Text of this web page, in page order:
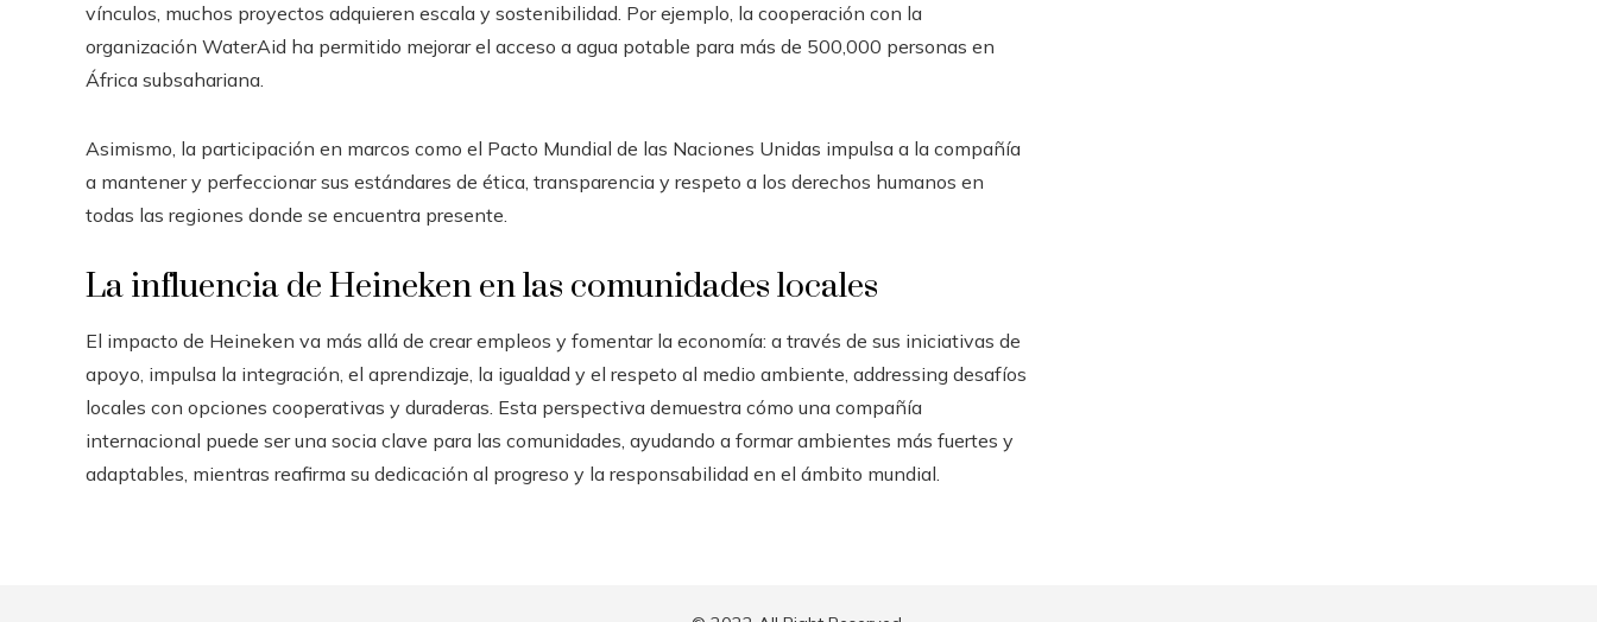
vínculos, muchos proyectos adquieren escala y sostenibilidad. Por ejemplo, la cooperación con la
organización WaterAid ha permitido mejorar el acceso a agua potable para más de 500,000 personas en
África subsahariana.
Asimismo, la participación en marcos como el Pacto Mundial de las Naciones Unidas impulsa a la compañía
a mantener y perfeccionar sus estándares de ética, transparencia y respeto a los derechos humanos en
todas las regiones donde se encuentra presente.
La influencia de Heineken en las comunidades locales
El impacto de Heineken va más allá de crear empleos y fomentar la economía: a través de sus iniciativas de
apoyo, impulsa la integración, el aprendizaje, la igualdad y el respeto al medio ambiente, addressing desafíos
locales con opciones cooperativas y duraderas. Esta perspectiva demuestra cómo una compañía
internacional puede ser una socia clave para las comunidades, ayudando a formar ambientes más fuertes y
adaptables, mientras reafirma su dedicación al progreso y la responsabilidad en el ámbito mundial.